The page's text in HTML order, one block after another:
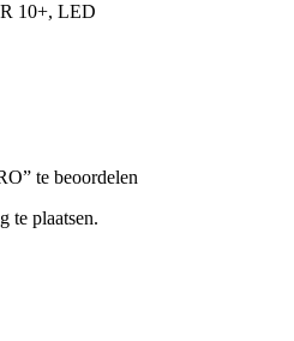
10+, LED
te beoordelen
te plaatsen.